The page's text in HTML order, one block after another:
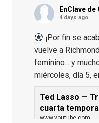
EnClave de
4 days ago
¡Por fin se
vuelve a
feminino... y
miércoles, día 5,
Ted Lasso —
cuarta
www.youtube.com